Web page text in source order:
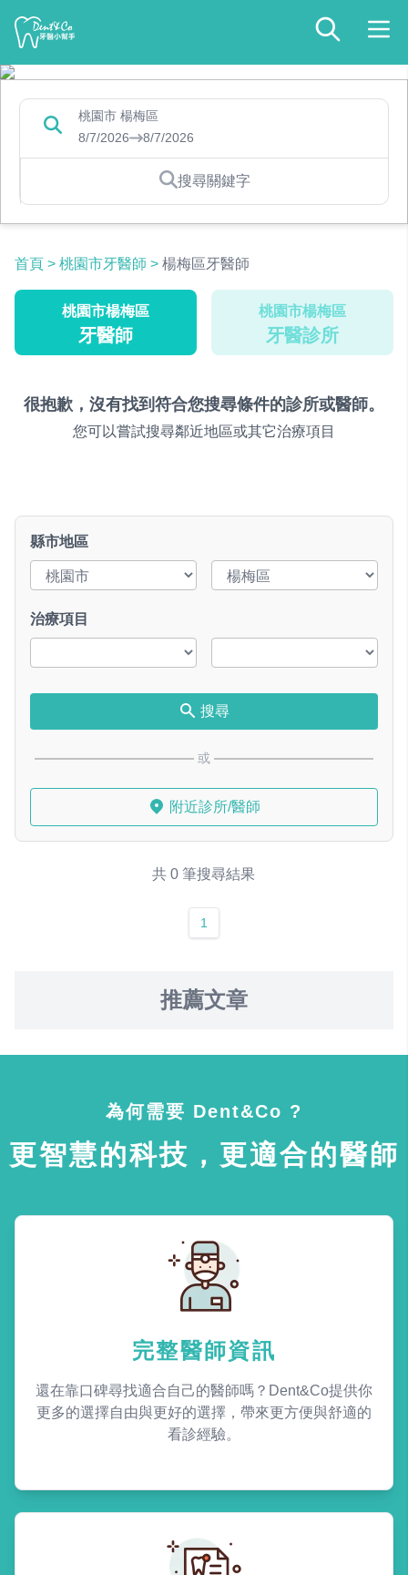
桃園市 楊梅區
8/7/2026
8/7/2026
搜尋關鍵字
首頁 > 桃園市牙醫師 > 楊梅區牙醫師
桃園市楊梅區
牙醫師
桃園市楊梅區
牙醫診所
很抱歉，沒有找到符合您搜尋條件的診所或醫師。
您可以嘗試搜尋鄰近地區或其它治療項目
縣市地區
治療項目
搜尋
或
附近診所/醫師
共 0 筆搜尋結果
1
推薦文章
為何需要 Dent&Co ?
更智慧的科技，更適合的醫師
完整醫師資訊
還在靠口碑尋找適合自己的醫師嗎？Dent&Co提供你
更多的選擇自由與更好的選擇，帶來更方便與舒適的
看診經驗。